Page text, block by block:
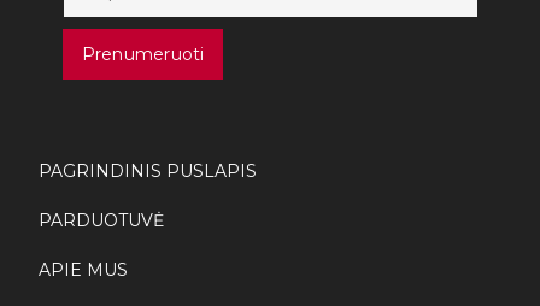
Prenumeruoti
PAGRINDINIS PUSLAPIS
PARDUOTUVĖ
APIE MUS